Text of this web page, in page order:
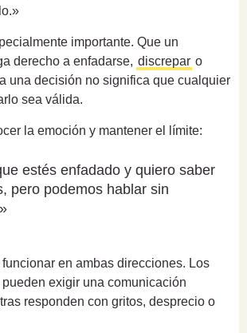
importante. Que un
derecho a enfadarse, discrepar o
una decisión no significa que cualquier
sea válida.
la emoción y mantener el límite:
estés enfadado y quiero saber
pero podemos hablar sin
en ambas direcciones. Los
exigir una comunicación
responden con gritos, desprecio o